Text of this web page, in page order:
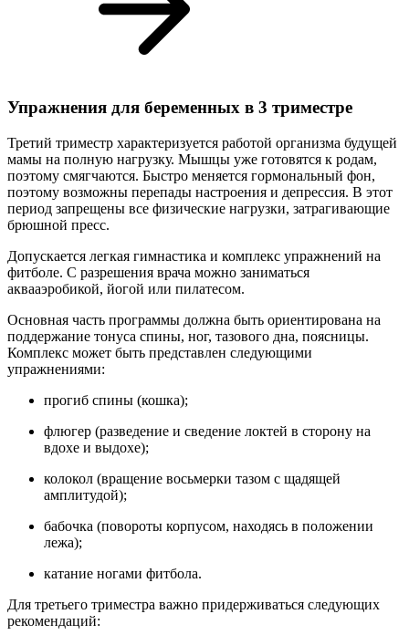
Упражнения для беременных в 3 триместре
Третий триместр характеризуется работой организма будущей
мамы на полную нагрузку. Мышцы уже готовятся к родам,
поэтому смягчаются. Быстро меняется гормональный фон,
поэтому возможны перепады настроения и депрессия. В этот
период запрещены все физические нагрузки, затрагивающие
брюшной пресс.
Допускается легкая гимнастика и комплекс упражнений на
фитболе. С разрешения врача можно заниматься
аквааэробикой, йогой или пилатесом.
Основная часть программы должна быть ориентирована на
поддержание тонуса спины, ног, тазового дна, поясницы.
Комплекс может быть представлен следующими
упражнениями:
прогиб спины (кошка);
флюгер (разведение и сведение локтей в сторону на
вдохе и выдохе);
колокол (вращение восьмерки тазом с щадящей
амплитудой);
бабочка (повороты корпусом, находясь в положении
лежа);
катание ногами фитбола.
Для третьего триместра важно придерживаться следующих
рекомендаций: